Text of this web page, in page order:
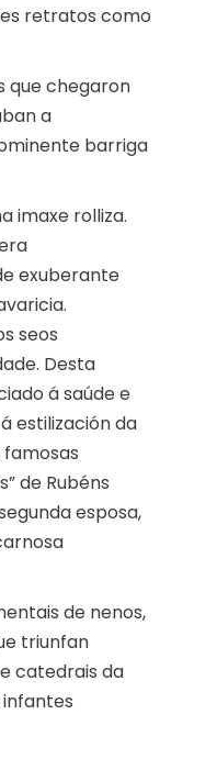
retratos como
que chegaron
a
barriga
imaxe rolliza.
exuberante
seos
Desta
á saúde e
estilización da
de Rubéns
esposa,
de nenos,
triunfan
catedrais da